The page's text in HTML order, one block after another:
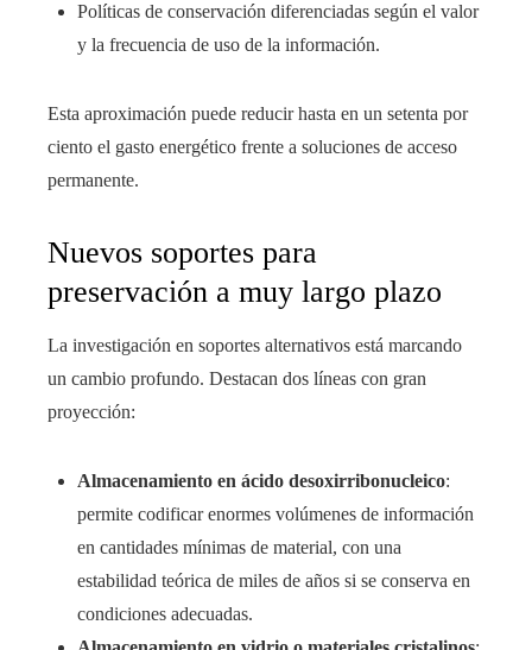
Políticas de conservación diferenciadas según el valor
y la frecuencia de uso de la información.
Esta aproximación puede reducir hasta en un setenta por
ciento el gasto energético frente a soluciones de acceso
permanente.
Nuevos soportes para
preservación a muy largo plazo
La investigación en soportes alternativos está marcando
un cambio profundo. Destacan dos líneas con gran
proyección:
Almacenamiento en ácido desoxirribonucleico:
permite codificar enormes volúmenes de información
en cantidades mínimas de material, con una
estabilidad teórica de miles de años si se conserva en
condiciones adecuadas.